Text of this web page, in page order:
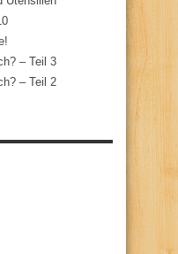
– Teil 3
– Teil 2